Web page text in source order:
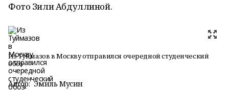
Фото Зили Абдуллиной.
Из Туймазов в Москву отправился очередной студенческий
обоз
Автор: Эмиль Мусин